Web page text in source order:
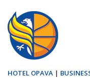
HOTEL OPAVA |